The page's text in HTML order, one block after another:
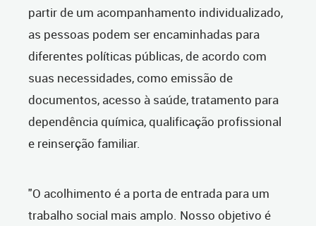
partir de um acompanhamento individualizado,
as pessoas podem ser encaminhadas para
diferentes políticas públicas, de acordo com
suas necessidades, como emissão de
documentos, acesso à saúde, tratamento para
dependência química, qualificação profissional
e reinserção familiar.
"O acolhimento é a porta de entrada para um
trabalho social mais amplo. Nosso objetivo é